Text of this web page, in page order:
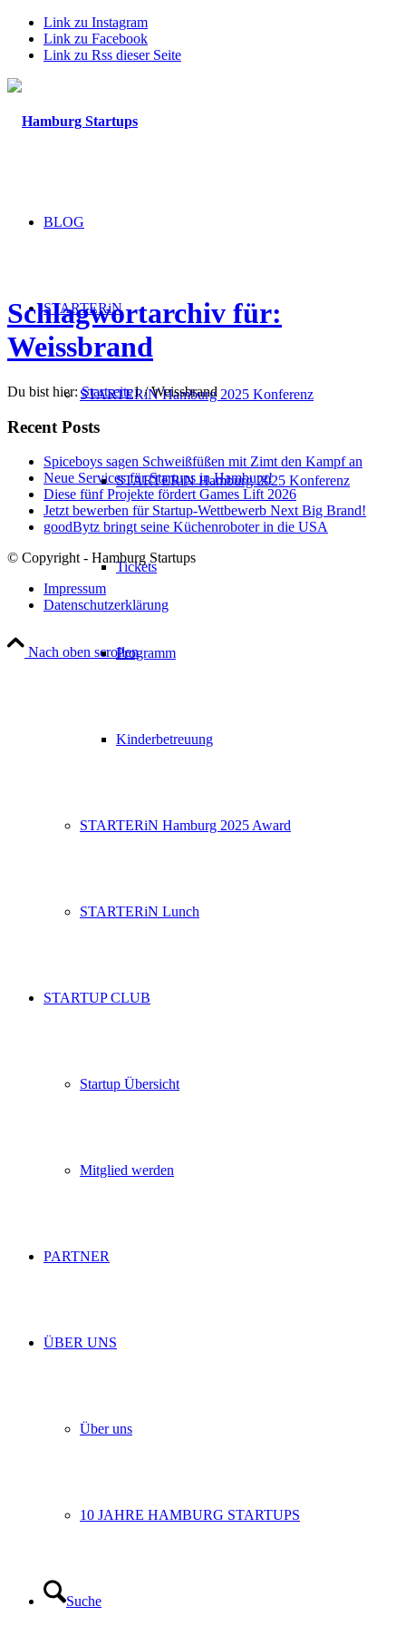
Link zu Instagram
Link zu Facebook
Link zu Rss dieser Seite
BLOG
STARTERiN
STARTERiN Hamburg 2025 Konferenz
STARTERiN Hamburg 2025 Konferenz
Tickets
Programm
Kinderbetreuung
STARTERiN Hamburg 2025 Award
STARTERiN Lunch
STARTUP CLUB
Startup Übersicht
Mitglied werden
PARTNER
ÜBER UNS
Über uns
10 JAHRE HAMBURG STARTUPS
Suche
Schlagwortarchiv für:
Weissbrand
Du bist hier: Startseite1 / Weissbrand
Recent Posts
Spiceboys sagen Schweißfüßen mit Zimt den Kampf an
Neue Services für Startups in Hamburg!
Diese fünf Projekte fördert Games Lift 2026
Jetzt bewerben für Startup-Wettbewerb Next Big Brand!
goodBytz bringt seine Küchenroboter in die USA
© Copyright - Hamburg Startups
Impressum
Datenschutzerklärung
Nach oben scrollen